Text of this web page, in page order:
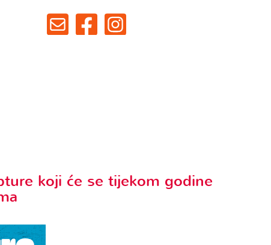
koji će se tijekom godine